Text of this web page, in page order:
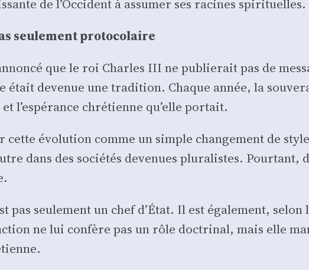
de l’Occident à assu­mer ses racines spi­ri­tuelles.
seule­ment pro­to­co­laire
que le roi Charles III ne publie­rait pas de
était deve­nue une tra­di­tion. Chaque année, la
l’espérance chré­tienne qu’elle por­tait.
évo­lu­tion comme un simple chan­ge­ment de
dans des socié­tés deve­nues plu­ra­listes. Pour­tant,
pas seule­ment un chef d’État. Il est éga­le­ment,
ne lui confère pas un rôle doc­tri­nal, mais elle